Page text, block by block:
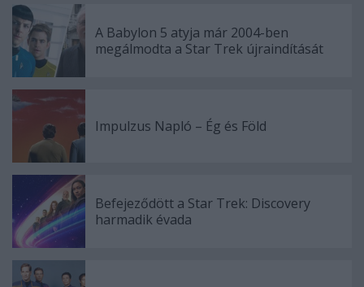
A Babylon 5 atyja már 2004-ben
megálmodta a Star Trek újraindítását
Impulzus Napló – Ég és Föld
Befejeződött a Star Trek: Discovery
harmadik évada